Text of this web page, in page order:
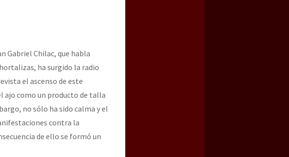
Gabriel Chilac, que habla
ha surgido la radio
el ascenso de este
ajo como un producto de talla
no sólo ha sido calma y el
contra la
de ello se formó un